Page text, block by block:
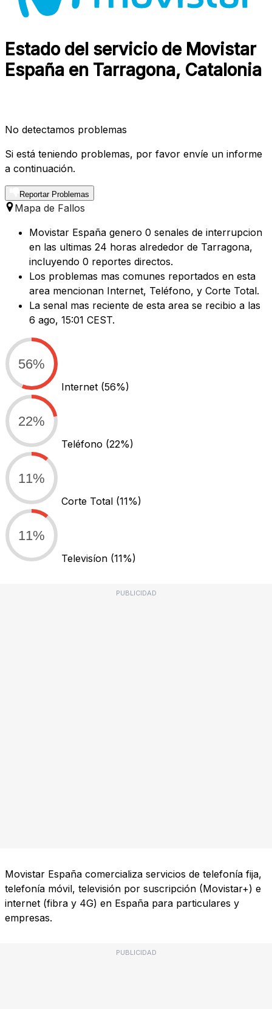
Estado del servicio de Movistar
España en Tarragona, Catalonia
No detectamos problemas
Si está teniendo problemas, por favor envíe un informe
a continuación.
Reportar Problemas
Mapa de Fallos
Movistar España genero 0 senales de interrupcion
en las ultimas 24 horas alrededor de Tarragona,
incluyendo 0 reportes directos.
Los problemas mas comunes reportados en esta
area mencionan Internet, Teléfono, y Corte Total.
La senal mas reciente de esta area se recibio a las
6 ago, 15:01 CEST.
56%
Internet (56%)
22%
Teléfono (22%)
11%
Corte Total (11%)
11%
Televisíon (11%)
PUBLICIDAD
Movistar España comercializa servicios de telefonía fija,
telefonía móvil, televisión por suscripción (Movistar+) e
internet (fibra y 4G) en España para particulares y
empresas.
PUBLICIDAD